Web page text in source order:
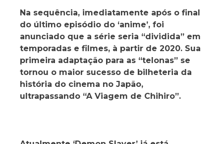
Na sequência, imediatamente após o final
do último episódio do ‘anime’, foi
anunciado que a série seria “dividida” em
temporadas e filmes, à partir de 2020. Sua
primeira adaptação para as “telonas” se
tornou o maior sucesso de bilheteria da
história do cinema no Japão,
ultrapassando “A Viagem de Chihiro”.